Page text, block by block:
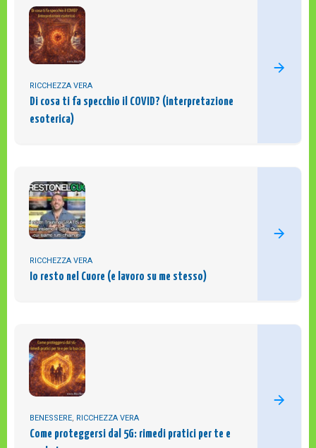
RICCHEZZA VERA
Di cosa ti fa specchio il COVID? (interpretazione
esoterica)
RICCHEZZA VERA
Io resto nel Cuore (e lavoro su me stesso)
BENESSERE, RICCHEZZA VERA
Come proteggersi dal 5G: rimedi pratici per te e